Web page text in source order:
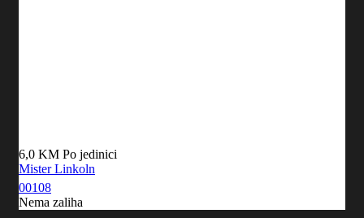
6,0 KM Po jedinici
Mister Linkoln
00108
Nema zaliha